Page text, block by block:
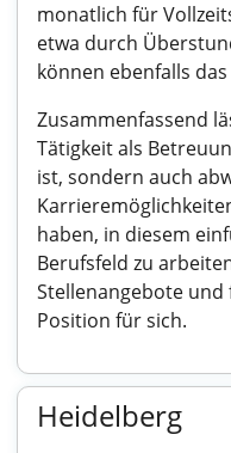
monatlich für
etwa durch
können ebenfalls
Zusammenfassend
Tätigkeit als
ist, sondern auch
haben, in diesem
Berufsfeld zu
Stellenangebote und
Position für sich.
Heidelberg